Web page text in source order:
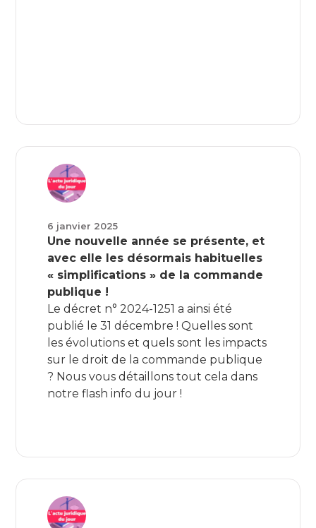
6 janvier 2025
Une nouvelle année se présente, et
avec elle les désormais habituelles
« simplifications » de la commande
publique !
Le décret n° 2024-1251 a ainsi été
publié le 31 décembre ! Quelles sont
les évolutions et quels sont les impacts
sur le droit de la commande publique
? Nous vous détaillons tout cela dans
notre flash info du jour !